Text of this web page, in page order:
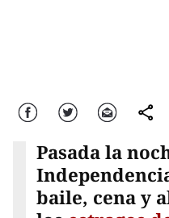
Facebook Twitter Correo comparte
Pasada la
baile, cena y